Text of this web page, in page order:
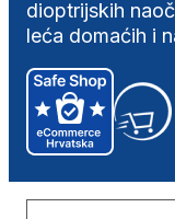
dioptrijskih
leća domaćih i